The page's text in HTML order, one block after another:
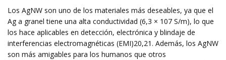
Los AgNW son uno de los materiales más deseables, ya que el
Ag a granel tiene una alta conductividad (6,3 × 107 S/m), lo que
los hace aplicables en detección, electrónica y blindaje de
interferencias electromagnéticas (EMI)20,21. Además, los AgNW
son más amigables para los humanos que otros